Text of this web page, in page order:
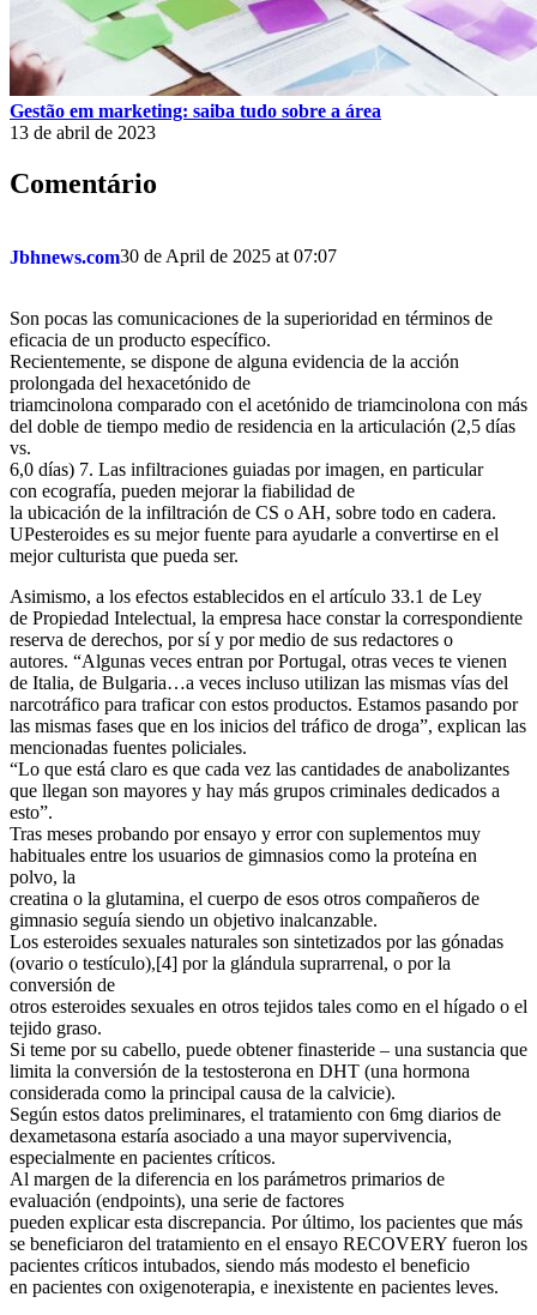
Gestão em marketing: saiba tudo sobre a área
13 de abril de 2023
Comentário
Jbhnews.com30 de April de 2025 at 07:07
Son pocas las comunicaciones de la superioridad en términos de
eficacia de un producto específico.
Recientemente, se dispone de alguna evidencia de la acción
prolongada del hexacetónido de
triamcinolona comparado con el acetónido de triamcinolona con más
del doble de tiempo medio de residencia en la articulación (2,5 días
vs.
6,0 días) 7. Las infiltraciones guiadas por imagen, en particular
con ecografía, pueden mejorar la fiabilidad de
la ubicación de la infiltración de CS o AH, sobre todo en cadera.
UPesteroides es su mejor fuente para ayudarle a convertirse en el
mejor culturista que pueda ser.
Asimismo, a los efectos establecidos en el artículo 33.1 de Ley
de Propiedad Intelectual, la empresa hace constar la correspondiente
reserva de derechos, por sí y por medio de sus redactores o
autores. “Algunas veces entran por Portugal, otras veces te vienen
de Italia, de Bulgaria…a veces incluso utilizan las mismas vías del
narcotráfico para traficar con estos productos. Estamos pasando por
las mismas fases que en los inicios del tráfico de droga”, explican las
mencionadas fuentes policiales.
“Lo que está claro es que cada vez las cantidades de anabolizantes
que llegan son mayores y hay más grupos criminales dedicados a
esto”.
Tras meses probando por ensayo y error con suplementos muy
habituales entre los usuarios de gimnasios como la proteína en
polvo, la
creatina o la glutamina, el cuerpo de esos otros compañeros de
gimnasio seguía siendo un objetivo inalcanzable.
Los esteroides sexuales naturales son sintetizados por las gónadas
(ovario o testículo),[4]​ por la glándula suprarrenal, o por la
conversión de
otros esteroides sexuales en otros tejidos tales como en el hígado o el
tejido graso.
Si teme por su cabello, puede obtener finasteride – una sustancia que
limita la conversión de la testosterona en DHT (una hormona
considerada como la principal causa de la calvicie).
Según estos datos preliminares, el tratamiento con 6mg diarios de
dexametasona estaría asociado a una mayor supervivencia,
especialmente en pacientes críticos.
Al margen de la diferencia en los parámetros primarios de
evaluación (endpoints), una serie de factores
pueden explicar esta discrepancia. Por último, los pacientes que más
se beneficiaron del tratamiento en el ensayo RECOVERY fueron los
pacientes críticos intubados, siendo más modesto el beneficio
en pacientes con oxigenoterapia, e inexistente en pacientes leves.